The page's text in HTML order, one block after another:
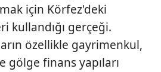
için Körfez'deki
kullandığı gerçeği.
özellikle gayrimenkul,
gölge finans yapıları